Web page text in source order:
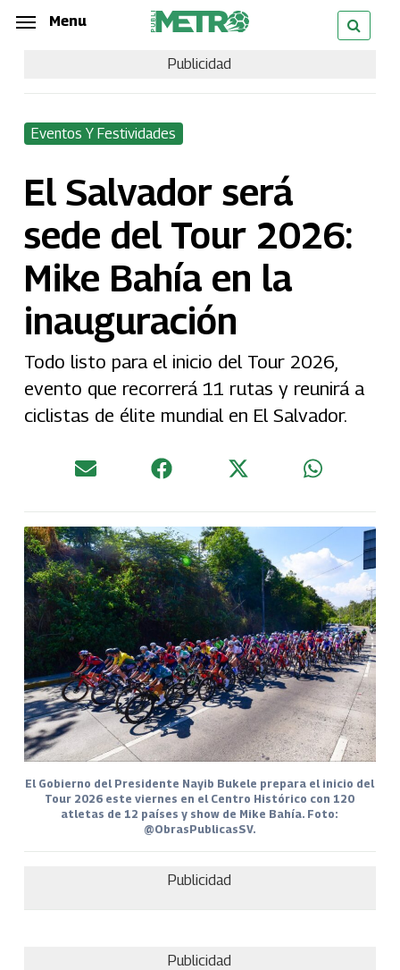
Skip
content
Menu
Publicidad
Eventos Y Festividades
El Salvador será
sede del Tour 2026:
Mike Bahía en la
inauguración
Todo listo para el inicio del Tour 2026,
evento que recorrerá 11 rutas y reunirá a
ciclistas de élite mundial en El Salvador.
El Gobierno del Presidente Nayib Bukele prepara el inicio del
Tour 2026 este viernes en el Centro Histórico con 120
atletas de 12 países y show de Mike Bahía. Foto:
@ObrasPublicasSV.
Publicidad
Publicidad
Menu